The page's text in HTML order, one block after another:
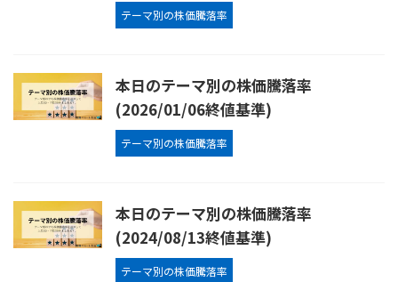
テーマ別の株価騰落率
本日のテーマ別の株価騰落率
(2026/01/06終値基準)
テーマ別の株価騰落率
本日のテーマ別の株価騰落率
(2024/08/13終値基準)
テーマ別の株価騰落率